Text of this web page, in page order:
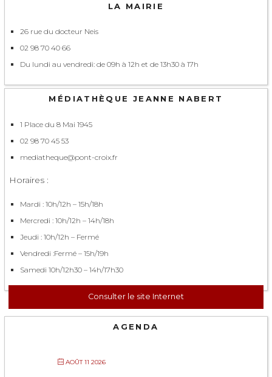
LA MAIRIE
26 rue du docteur Neis
02 98 70 40 66
Du lundi au vendredi: de 09h à 12h et de 13h30 à 17h
MÉDIATHÈQUE JEANNE NABERT
1 Place du 8 Mai 1945
02 98 70 45 53
mediatheque@pont-croix.fr
Horaires :
Mardi : 10h/12h – 15h/18h
Mercredi : 10h/12h – 14h/18h
Jeudi : 10h/12h – Fermé
Vendredi :Fermé – 15h/19h
Samedi 10h/12h30 – 14h/17h30
Consulter le site Internet
AGENDA
AOÛT 11 2026